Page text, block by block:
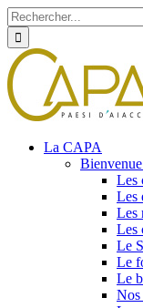
Rechercher
Skip
to
content
Facebook
Twitter
Instagram
La CAPA
Les
Les
Les
Les
Le
Le
Le
Nos